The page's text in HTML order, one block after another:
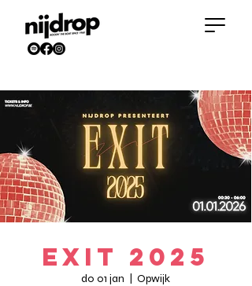
EXIT 2025
do 01 jan Opwijk